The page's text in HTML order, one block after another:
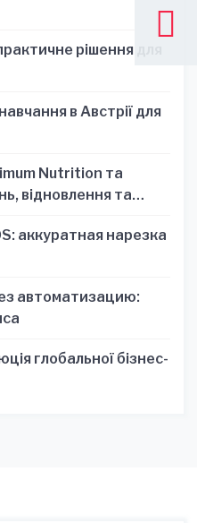
рішення для
в Австрії для
Nutrition та
відновлення та
аккуратная нарезка
автоматизацию:
глобальної бізнес-